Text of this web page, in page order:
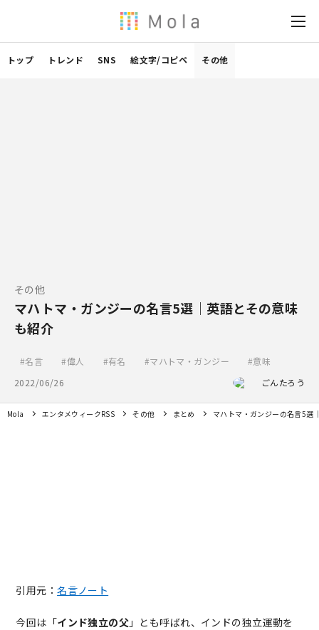
トップ トレンド SNS 絵文字/コピペ その他
その他
マハトマ・ガンジーの名言5選｜英語とその意味
も紹介
名言 偉人 有名 マハトマ・ガンジー
意味
2022/06/26
ごんたろう
Mola エンタメウィークRSS その他 まとめ マハトマ・ガンジーの名言5選
引用元：名言ノート
今回は「インド独立の父 」とも呼ばれ、インドの独立運動を